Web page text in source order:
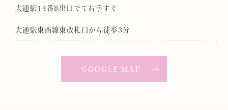
大通駅14番B出口でて右手すぐ
大通駅東西線東改札口から徒歩3分
GOOGLE MAP